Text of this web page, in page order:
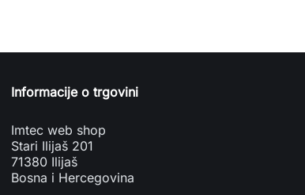
Informacije o trgovini
Imtec web shop
Stari Ilijaš 201
71380 Ilijaš
Bosna i Hercegovina